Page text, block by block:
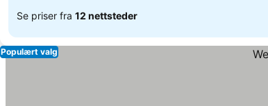
Se priser fra 12 nettsteder
Populært valg